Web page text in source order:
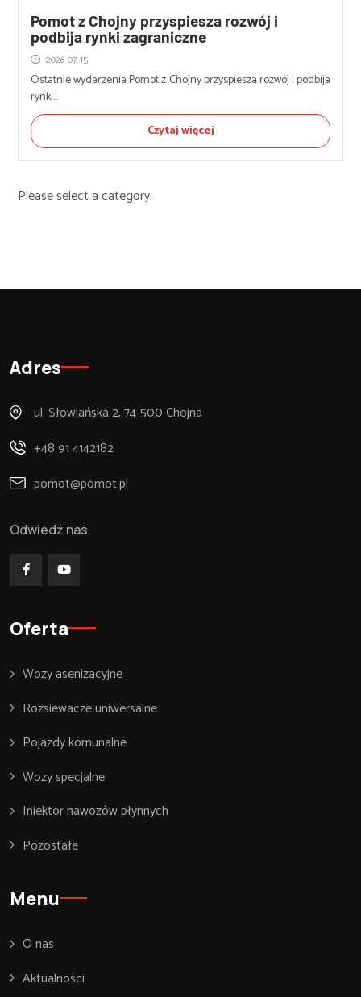
Pomot z Chojny przyspiesza rozwój i
podbija rynki zagraniczne
2026-07-15
Ostatnie wydarzenia Pomot z Chojny przyspiesza rozwój i podbija
rynki...
Czytaj więcej
Please select a category.
Adres
ul. Słowiańska 2, 74-500 Chojna
+48 91 4142182
pomot@pomot.pl
Odwiedź nas
Oferta
Wozy asenizacyjne
Rozsiewacze uniwersalne
Pojazdy komunalne
Wozy specjalne
Iniektor nawozów płynnych
Pozostałe
Menu
O nas
Aktualności